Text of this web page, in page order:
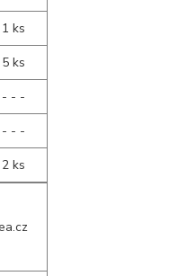
1 ks
5 ks
- - -
- - -
2 ks